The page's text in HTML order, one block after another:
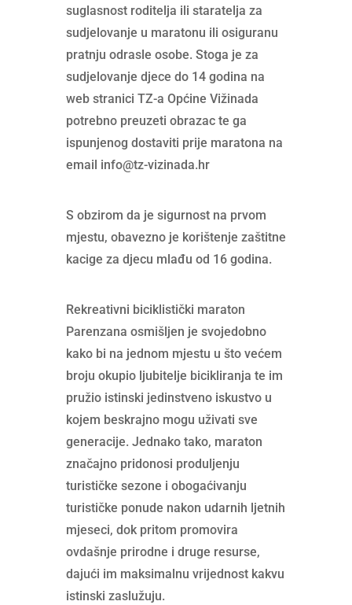
suglasnost roditelja ili staratelja za
sudjelovanje u maratonu ili osiguranu
pratnju odrasle osobe. Stoga je za
sudjelovanje djece do 14 godina na
web stranici TZ-a Općine Vižinada
potrebno preuzeti obrazac te ga
ispunjenog dostaviti prije maratona na
email info@tz-vizinada.hr
S obzirom da je sigurnost na prvom
mjestu, obavezno je korištenje zaštitne
kacige za djecu mlađu od 16 godina.
Rekreativni biciklistički maraton
Parenzana osmišljen je svojedobno
kako bi na jednom mjestu u što većem
broju okupio ljubitelje bicikliranja te im
pružio istinski jedinstveno iskustvo u
kojem beskrajno mogu uživati sve
generacije. Jednako tako, maraton
značajno pridonosi produljenju
turističke sezone i obogaćivanju
turističke ponude nakon udarnih ljetnih
mjeseci, dok pritom promovira
ovdašnje prirodne i druge resurse,
dajući im maksimalnu vrijednost kakvu
istinski zaslužuju.